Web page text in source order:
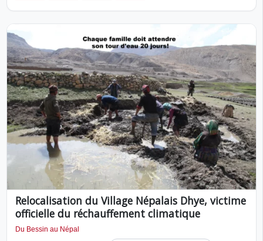
Relocalisation du Village Népalais Dhye, victime
officielle du réchauffement climatique
Du Bessin au Népal